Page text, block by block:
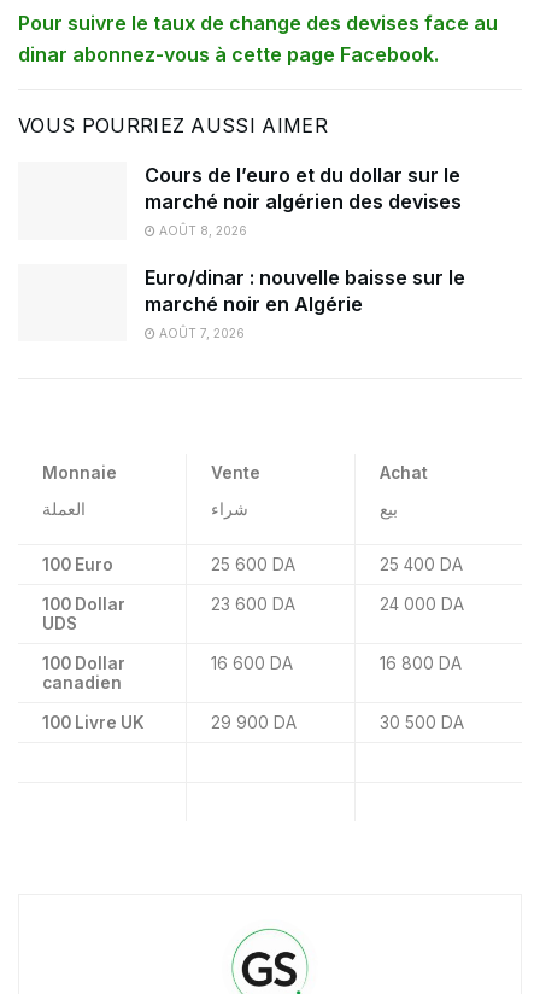
Pour suivre le taux de change des devises face au
dinar abonnez-vous à cette page Facebook.
VOUS POURRIEZ AUSSI AIMER
Cours de l’euro et du dollar sur le
marché noir algérien des devises
AOÛT 8, 2026
Euro/dinar : nouvelle baisse sur le
marché noir en Algérie
AOÛT 7, 2026
Monnaie
العملة
Vente
شراء
Achat
بيع
100 Euro 25 600 DA 25 400 DA
100 Dollar
UDS
23 600 DA 24 000 DA
100 Dollar
canadien
16 600 DA 16 800 DA
100 Livre UK 29 900 DA 30 500 DA